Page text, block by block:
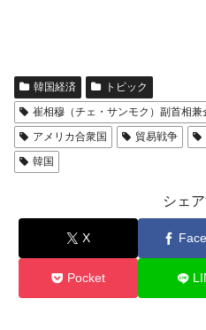
韓国経済
トピック
崔相穆（チェ・サンモク）副首相兼
アメリカ合衆国
貿易戦争
韓国
シェ
X
Pocket